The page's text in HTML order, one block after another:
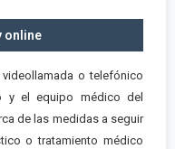
online
o telefónico
y el equipo médico del
de las medidas a seguir
o tratamiento médico